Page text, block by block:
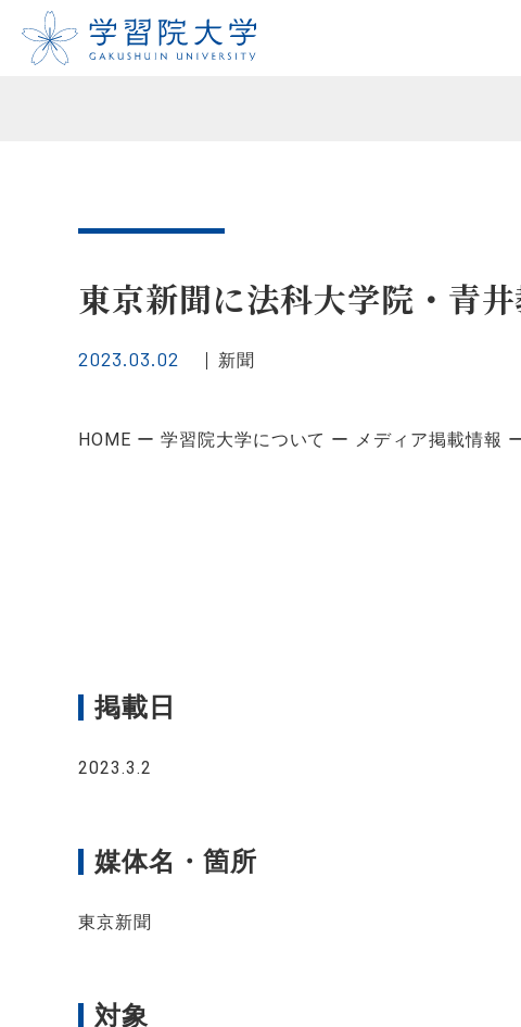
東京新聞に法科大学院・青
2023.03.02 新聞
HOME 学習院大学について メディア掲載情報
掲載日
2023.3.2
媒体名・箇所
東京新聞
対象